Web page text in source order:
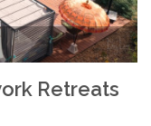
Retreats